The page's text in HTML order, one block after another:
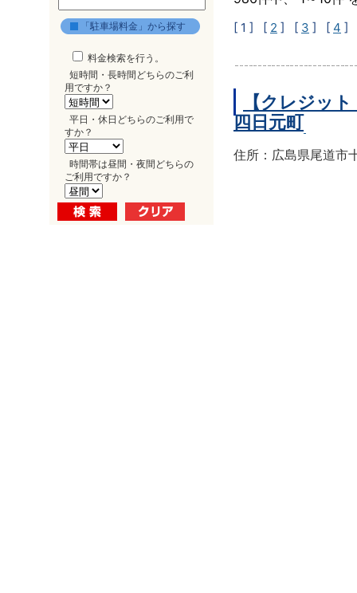
「駐車場料金」から探す
料金検索を行う。
短時間・長時間どちらのご利
用ですか？
平日・休日どちらのご利用で
すか？
時間帯は昼間・夜間どちらの
ご利用ですか？
[ 1 ] [ 2 ] [ 3 ] [ 4 ]
【クレジッ
四日元町
住所：広島県尾道市